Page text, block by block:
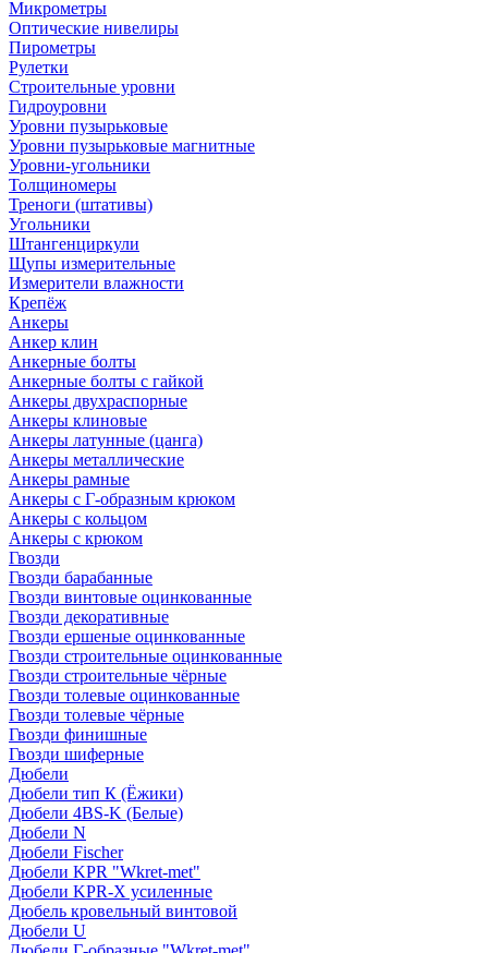
Микрометры
Оптические нивелиры
Пирометры
Рулетки
Строительные уровни
Гидроуровни
Уровни пузырьковые
Уровни пузырьковые магнитные
Уровни-угольники
Толщиномеры
Треноги (штативы)
Угольники
Штангенциркули
Щупы измерительные
Измерители влажности
Крепёж
Анкеры
Анкер клин
Анкерные болты
Анкерные болты с гайкой
Анкеры двухраспорные
Анкеры клиновые
Анкеры латунные (цанга)
Анкеры металлические
Анкеры рамные
Анкеры с Г-образным крюком
Анкеры с кольцом
Анкеры с крюком
Гвозди
Гвозди барабанные
Гвозди винтовые оцинкованные
Гвозди декоративные
Гвозди ершеные оцинкованные
Гвозди строительные оцинкованные
Гвозди строительные чёрные
Гвозди толевые оцинкованные
Гвозди толевые чёрные
Гвозди финишные
Гвозди шиферные
Дюбели
Дюбели тип К (Ёжики)
Дюбели 4BS-K (Белые)
Дюбели N
Дюбели Fischer
Дюбели KPR "Wkret-met"
Дюбели KPR-Х усиленные
Дюбель кровельный винтовой
Дюбели U